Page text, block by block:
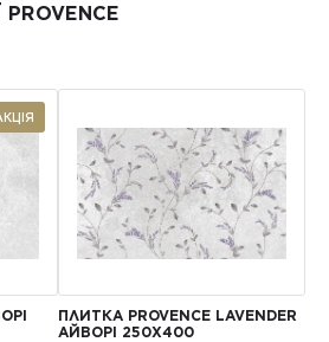
ПЛИТКА PROVENCE LAVENDER
АЙВОРІ 250X400